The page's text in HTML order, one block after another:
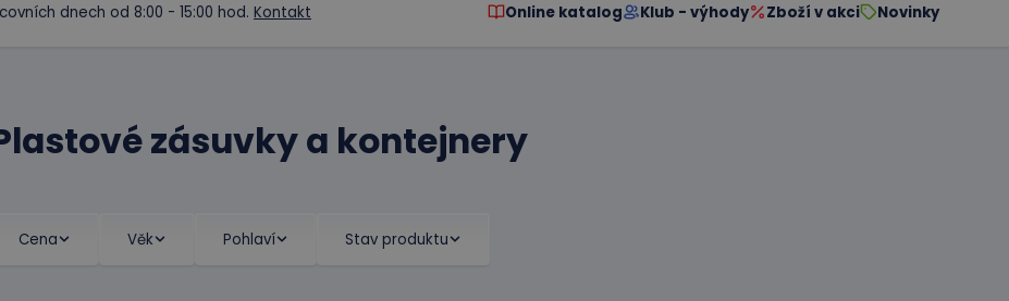
dnech od 8:00 - 15:00 hod. Kontakt Online katalog Klub - výhody Zboží v akci Novinky
zásuvky a kontejnery
Cena Věk Pohlaví Stav produktu